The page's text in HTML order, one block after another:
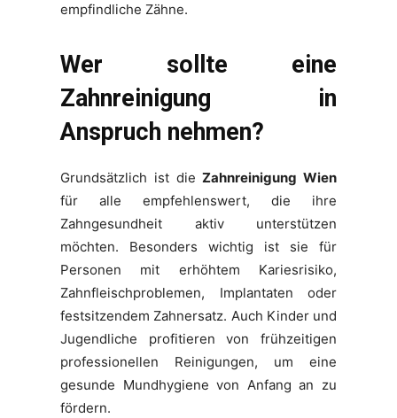
empfindliche Zähne.
Wer sollte eine
Zahnreinigung in
Anspruch nehmen?
Grundsätzlich ist dieZahnreinigung Wien
für alle empfehlenswert, die ihre
Zahngesundheit aktiv unterstützen
möchten. Besonders wichtig ist sie für
Personen mit erhöhtem Kariesrisiko,
Zahnfleischproblemen, Implantaten oder
festsitzendem Zahnersatz. Auch Kinder und
Jugendliche profitieren von frühzeitigen
professionellen Reinigungen, um eine
gesunde Mundhygiene von Anfang an zu
fördern.